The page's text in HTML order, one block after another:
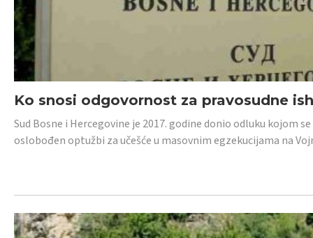
Ko snosi odgovornost za pravosudne
Sud Bosne i Hercegovine je 2017. godine donio odluku kojom
oslobođen optužbi za učešće u masovnim egzekucijama na